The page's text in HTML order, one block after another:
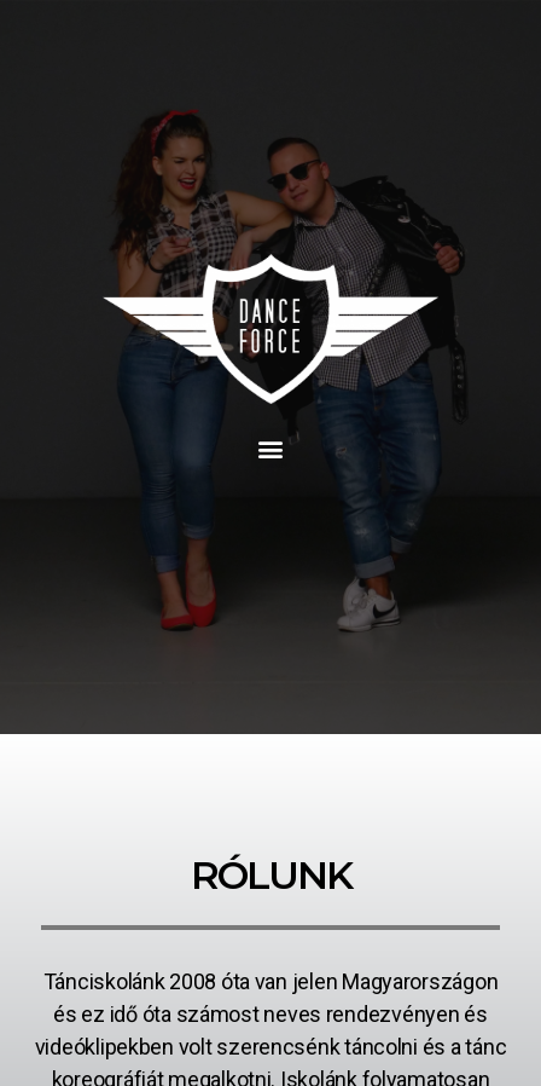
RÓLUNK
Tánciskolánk 2008 óta van jelen Magyarországon
és ez idő óta számost neves rendezvényen és
videóklipekben volt szerencsénk táncolni és a tánc
koreográfiát megalkotni. Iskolánk folyamatosan